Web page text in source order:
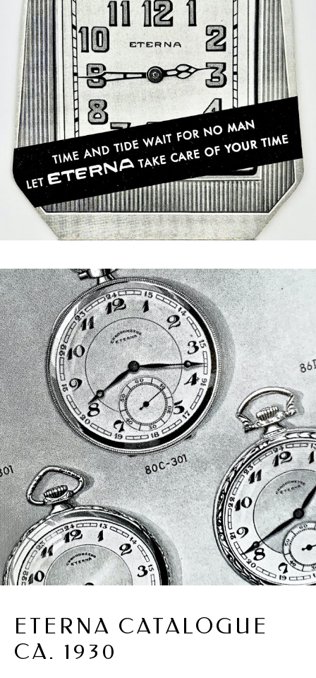
ETERNA CATALOGUE
CA. 1930